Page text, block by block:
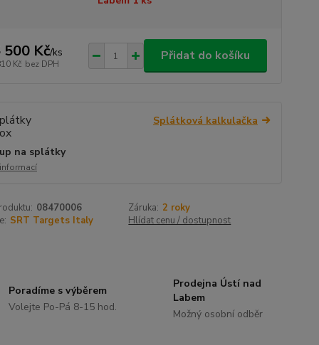
500 Kč/ks
Kč bez DPH
Přidat do košíku
Splátková kalkulačka
na splátky
08470006 Záruka: 2 roky
SRT Targets Italy Hlídat cenu / dostupnost
Poradíme s výběrem
Volejte Po-Pá 8-15 hod.
Prodejna Ústí nad
Labem
Možný osobní odběr